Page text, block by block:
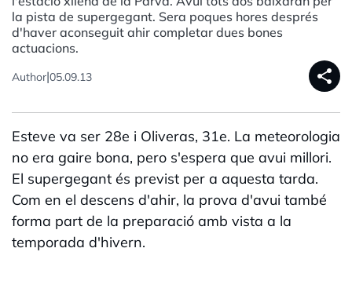
la pista de supergegant. Sera poques hores després
d'haver aconseguit ahir completar dues bones
actuacions.
Author|05.09.13 share
Esteve va ser 28e i Oliveras, 31e. La meteorologia
no era gaire bona, pero s'espera que avui millori.
El supergegant és previst per a aquesta tarda.
Com en el descens d'ahir, la prova d'avui també
forma part de la preparació amb vista a la
temporada d'hivern.